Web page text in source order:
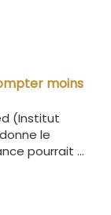
moins
(Institut
le
pourrait ...